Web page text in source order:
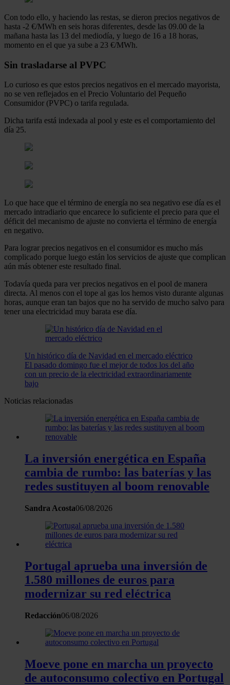
Con todo ello, y haciendo las restas, se dieron precios negativos de
hasta -2 €/MWh en seis horas diferentes, desde las 09.00 de la
mañana hasta las 13 del mediodía, y luego de 16 a 18 horas,
momento en el que ya sube a 23 €/MWh.
Sin trasladarse al PVPC
Lo curioso es que estos precios negativos en el mercado mayorista,
no se ven reflejados en el Precio Voluntario del Pequeño
Consumidor (PVPC) o tarifa regulada.
Dicha tarifa está indexada al pool y este es el comportamiento del
día 25.
Lo que hace que el término de energía no sea negativo ese día es el
mercado intradiario que encarece lo suficiente el precio para que el
déficit del mecanismo de ajuste no convierta el término de energía
en negativo.
Para lograr precios negativos en el consumidor es mucho más
complicado porque luego están los servicios de ajuste que complican
aún más obtener este resultado final.
Todavía queda para ver precios negativos en el pool de manera
directa. Al menos con el tope al gas los hemos visto durante algunas
horas, aunque eran tan bajos que no ha servido de mucho salvo para
tener una electricidad muy barata ese día.
Un histórico día de Navidad en el mercado eléctrico
El pasado domingo fue el mejor de todos los del año
con un precio de la electricidad extraordinariamente
bajo
Noticias relacionadas
La inversión energética en España
cambia de rumbo: las baterías y las
redes sustituyen al boom renovable
Sandra Acosta06/08/2026
Portugal aprueba una inversión de
1.580 millones de euros para
modernizar su red eléctrica
Redacción06/08/2026
Moeve pone en marcha un proyecto
de autoconsumo colectivo en Portugal